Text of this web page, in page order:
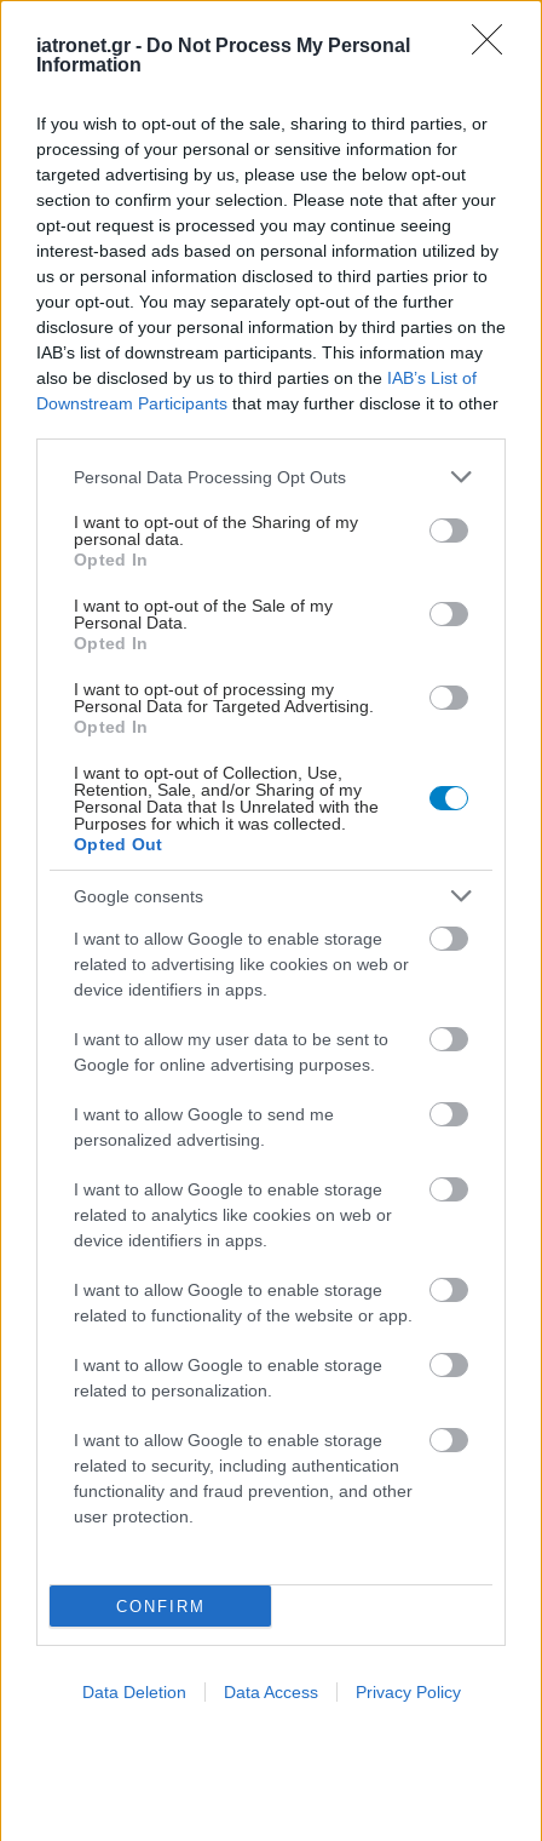
iatronet.gr - Do Not Process My Personal
Information
If you wish to opt-out of the sale, sharing to third parties, or
processing of your personal or sensitive information for
targeted advertising by us, please use the below opt-out
section to confirm your selection. Please note that after your
opt-out request is processed you may continue seeing
interest-based ads based on personal information utilized by
us or personal information disclosed to third parties prior to
your opt-out. You may separately opt-out of the further
disclosure of your personal information by third parties on the
IAB’s list of downstream participants. This information may
also be disclosed by us to third parties on the IAB’s List of
Downstream Participants that may further disclose it to other
Please note that this website/app uses one or more Google
not limited to your visit or usage behaviour. You may click to
grant or deny consent to Google and its third-party tags to
use your data for below specified purposes in below Google
consent section.
Personal Data Processing Opt Outs
I want to opt-out of the Sharing of my
personal data.
Opted In
I want to opt-out of the Sale of my
Personal Data.
Opted In
I want to opt-out of processing my
Personal Data for Targeted Advertising.
Opted In
I want to opt-out of Collection, Use,
Retention, Sale, and/or Sharing of my
Personal Data that Is Unrelated with the
Purposes for which it was collected.
Opted Out
Google consents
I want to allow Google to enable storage
related to advertising like cookies on web or
device identifiers in apps.
I want to allow my user data to be sent to
Google for online advertising purposes.
I want to allow Google to send me
personalized advertising.
I want to allow Google to enable storage
related to analytics like cookies on web or
device identifiers in apps.
I want to allow Google to enable storage
related to functionality of the website or app.
I want to allow Google to enable storage
related to personalization.
I want to allow Google to enable storage
related to security, including authentication
functionality and fraud prevention, and other
user protection.
CONFIRM
Data Deletion Data Access Privacy Policy
ΜΠΕΙΤΕ ΣΤΗ ΣΥΖΗΤΗΣΗ
Loading...
Προσθήκη Σχολίου